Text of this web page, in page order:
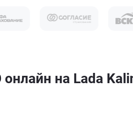
на Lada